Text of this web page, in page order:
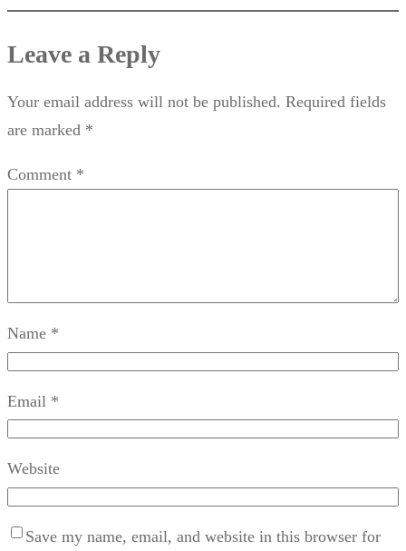
Leave a Reply
Your email address will not be published. Required fields
are marked *
Comment *
Name *
Email *
Website
Save my name, email, and website in this browser for